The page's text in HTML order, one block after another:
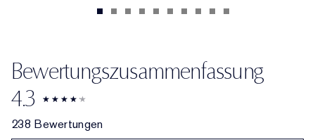
Bewertungszusammenfassung
4.3
238 Bewertungen